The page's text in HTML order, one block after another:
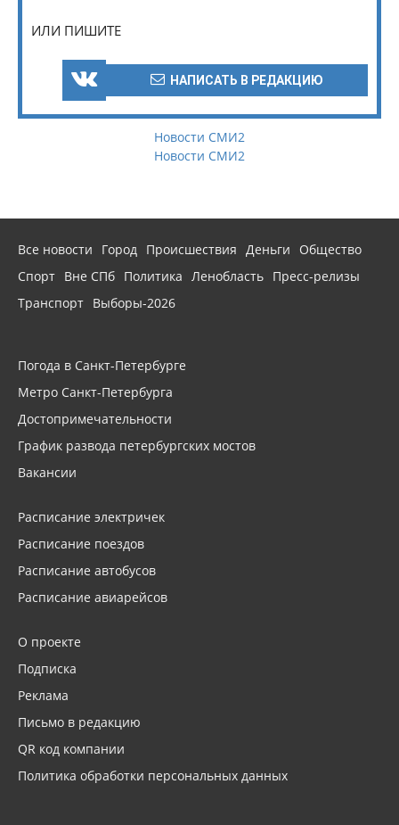
ИЛИ ПИШИТЕ
НАПИСАТЬ В РЕДАКЦИЮ
Новости СМИ2
Новости СМИ2
Все новости Город Происшествия Деньги
Общество
Спорт Вне СПб Политика Ленобласть Пресс-релизы
Транспорт Выборы-2026
Погода в Санкт-Петербурге
Метро Санкт-Петербурга
Достопримечательности
График развода петербургских мостов
Вакансии
Расписание электричек
Расписание поездов
Расписание автобусов
Расписание авиарейсов
О проекте
Подписка
Реклама
Письмо в редакцию
QR код компании
Политика обработки персональных данных